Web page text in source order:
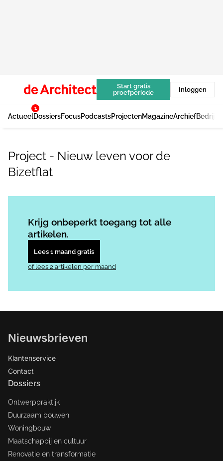
Start gratis
proefperiode
Inloggen
Actueel
1
DossiersFocusPodcastsProjectenMagazineArchief
Project - Nieuw leven voor de
Bizetflat
Krijg onbeperkt toegang tot alle
artikelen.
Lees 1 maand gratis
of lees 2 artikelen per maand
Nieuwsbrieven
Klantenservice
Contact
Dossiers
Ontwerppraktijk
Duurzaam bouwen
Woningbouw
Maatschappij en cultuur
Renovatie en transformatie